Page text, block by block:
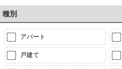
種別
アパート
戸建て